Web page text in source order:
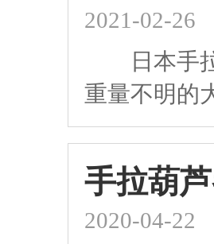
2021-02-26
日本手拉
重量不明的
手拉葫
2020-04-22